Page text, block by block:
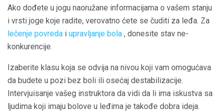
Ako dođete u jogu naoružane informacijama o vašem stanju
i vrsti joge koje radite, verovatno ćete se čuditi za leđa. Za
lečenje povreda i upravljanje bola , donesite stav ne-
konkurencije.
Izaberite klasu koja se odvija na nivou koji vam omogućava
da budete u pozi bez boli ili osećaj destabilizacije.
Intervjuisanje vašeg instruktora da vidi da li ima iskustva sa
ljudima koji imaju bolove u leđima je takođe dobra ideja.